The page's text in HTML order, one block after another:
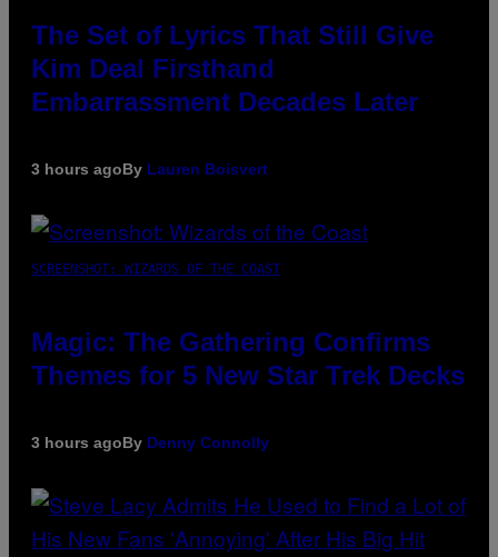
The Set of Lyrics That Still Give
Kim Deal Firsthand
Embarrassment Decades Later
3 hours agoBy Lauren Boisvert
SCREENSHOT: WIZARDS OF THE COAST
Magic: The Gathering Confirms
Themes for 5 New Star Trek Decks
3 hours agoBy Denny Connolly